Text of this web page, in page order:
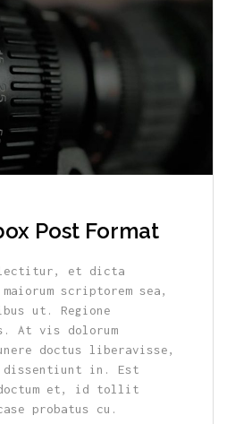
Post Format
et dicta
scriptorem sea,
ut. Regione
At vis dolorum
doctus liberavisse,
in. Est
et, id tollit
probatus cu.